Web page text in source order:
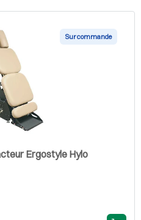
Sur commande
Ergostyle Hylo